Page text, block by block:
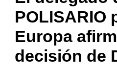
POLISARIO
Europa
decisión de